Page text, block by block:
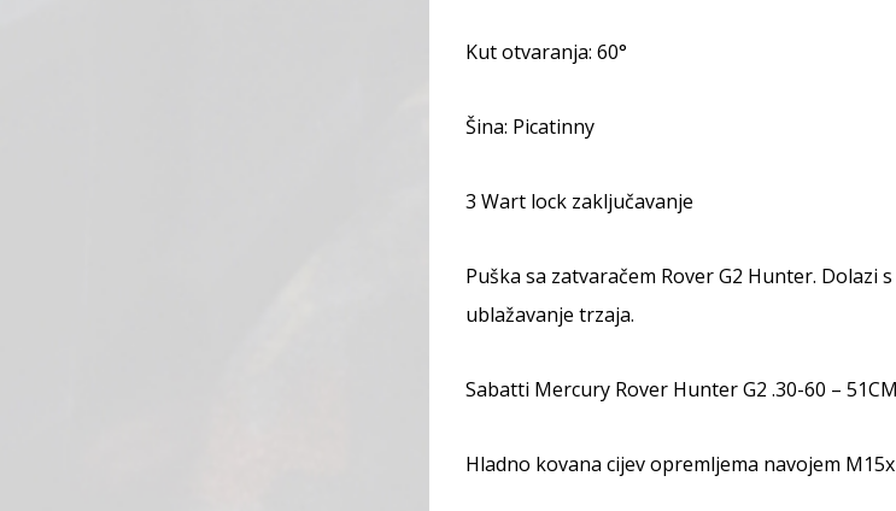
Kut otvaranja: 60°
Šina: Picatinny
3 Wart lock zaključavanje
Puška sa zatvaračem Rover G2 Hunter.
ublažavanje trzaja.
Sabatti Mercury Rover Hunter G2 .30-60 –
Hladno kovana cijev opremljema navojem